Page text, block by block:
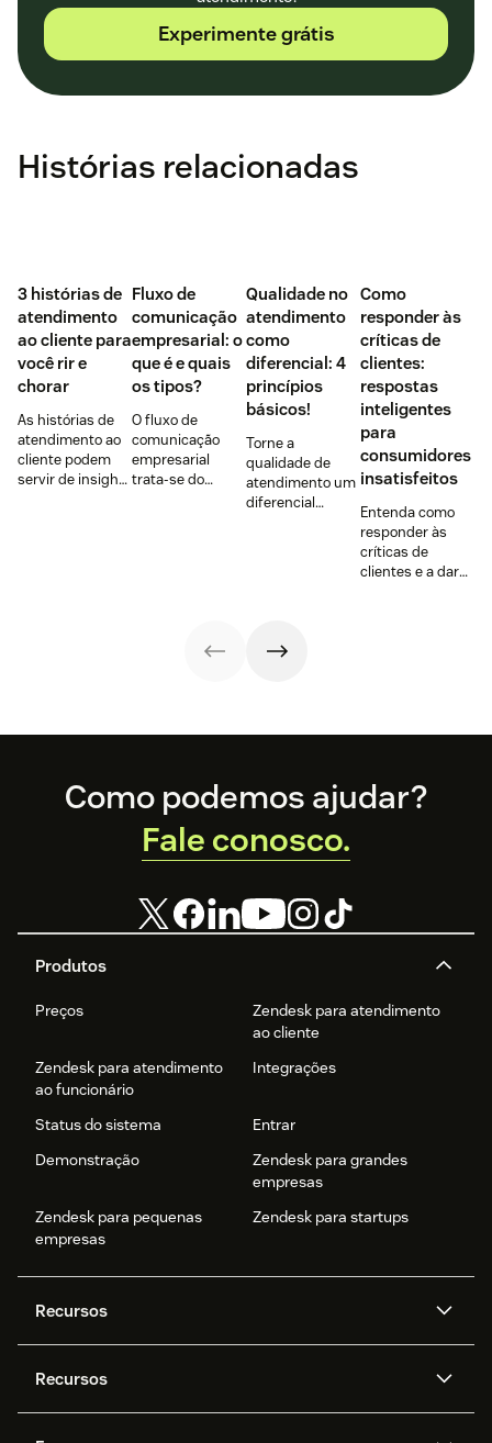
Experimente grátis
Histórias relacionadas
3 histórias de
atendimento
ao cliente para
você rir e
chorar
As histórias de
atendimento ao
cliente podem
servir de insight
Fluxo de
comunicação
empresarial: o
que é e quais
os tipos?
O fluxo de
comunicação
empresarial
trata-se do
Qualidade no
atendimento
como
diferencial: 4
princípios
básicos!
Torne a
qualidade de
atendimento um
diferencial
SCOT.
Como
responder às
críticas de
clientes:
respostas
inteligentes
para
consumidores
insatisfeitos
Entenda como
responder às
críticas de
clientes e a dar
Footer
Produtos
Preços
Zendesk para atendimento
ao cliente
Zendesk para atendimento
ao funcionário
Integrações
Status do sistema
Entrar
Demonstração
Zendesk para grandes
empresas
Zendesk para pequenas
empresas
Zendesk para startups
Recursos
Zendesk AI
Mensagens e chat em tempo
real
Recursos
Como podemos ajudar?
Fale conosco.